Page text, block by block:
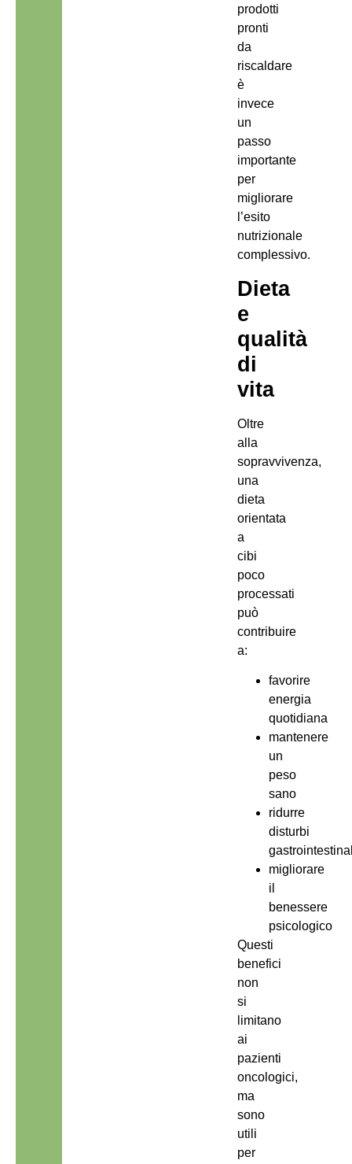
prodotti
pronti
da
riscaldare
è
invece
un
passo
importante
per
migliorare
l’esito
nutrizionale
complessivo.
Dieta
e
qualità
di
vita
Oltre
alla
sopravvivenza,
una
dieta
orientata
a
cibi
poco
processati
può
contribuire
a:
favorire
energia
quotidiana
mantenere
un
peso
sano
ridurre
disturbi
migliorare
il
benessere
psicologico
Questi
benefici
non
si
limitano
ai
pazienti
oncologici,
ma
sono
utili
per